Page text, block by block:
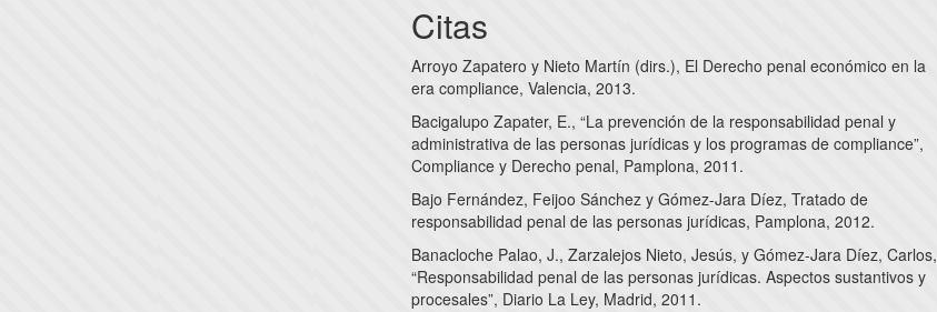
Citas
Arroyo Zapatero y Nieto Martín (dirs.), El Derecho penal económico en la
era compliance, Valencia, 2013.
Bacigalupo Zapater, E., “La prevención de la responsabilidad penal y
administrativa de las personas jurídicas y los programas de compliance”,
Compliance y Derecho penal, Pamplona, 2011.
Bajo Fernández, Feijoo Sánchez y Gómez-Jara Díez, Tratado de
responsabilidad penal de las personas jurídicas, Pamplona, 2012.
Banacloche Palao, J., Zarzalejos Nieto, Jesús, y Gómez-Jara Díez, Carlos,
“Responsabilidad penal de las personas jurídicas. Aspectos sustantivos y
procesales”, Diario La Ley, Madrid, 2011.